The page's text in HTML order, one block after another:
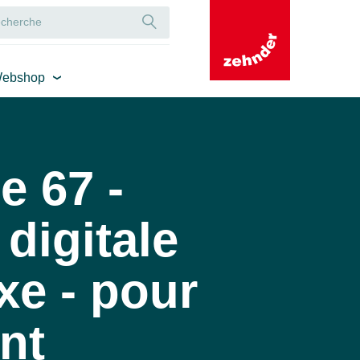
67 -
digitale
- pour